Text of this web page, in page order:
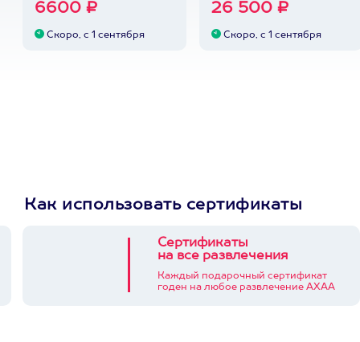
6600 ₽
Скоро, с 1 сентября
26 500 ₽
Скоро, с 1 сентября
Как использовать сертификаты
Сертификаты
на все развлечения
Каждый подарочный сертификат
годен на любое развлечение АХАА